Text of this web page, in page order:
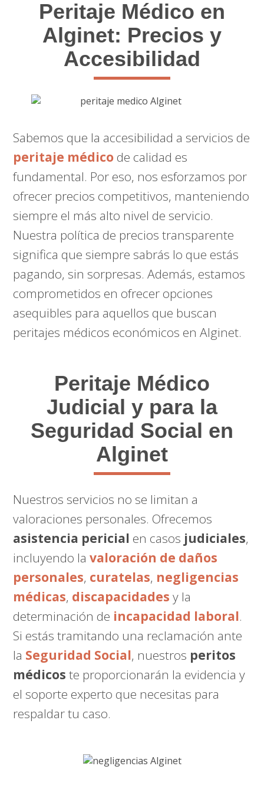
Peritaje Médico en
Alginet: Precios y
Accesibilidad
Sabemos que la accesibilidad a servicios de
peritaje médico de calidad es
fundamental. Por eso, nos esforzamos por
ofrecer precios competitivos, manteniendo
siempre el más alto nivel de servicio.
Nuestra política de precios transparente
significa que siempre sabrás lo que estás
pagando, sin sorpresas. Además, estamos
comprometidos en ofrecer opciones
asequibles para aquellos que buscan
peritajes médicos económicos en Alginet.
Peritaje Médico
Judicial y para la
Seguridad Social en
Alginet
Nuestros servicios no se limitan a
valoraciones personales. Ofrecemos
asistencia pericial en casos judiciales,
incluyendo lavaloración de daños
personales, curatelas, negligencias
médicas, discapacidades y la
determinación de incapacidad laboral.
Si estás tramitando una reclamación ante
la Seguridad Social, nuestros peritos
médicos te proporcionarán la evidencia y
el soporte experto que necesitas para
respaldar tu caso.